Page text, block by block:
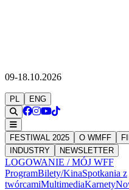
09-18.10.2026
PL ENG
FESTIWAL 2025 O WMFF
INDUSTRY
NEWSLETTER
LOGOWANIE / MÓJ WFF
ProgramBilety/KinaSpotkania z
twórcamiMultimediaKarnety